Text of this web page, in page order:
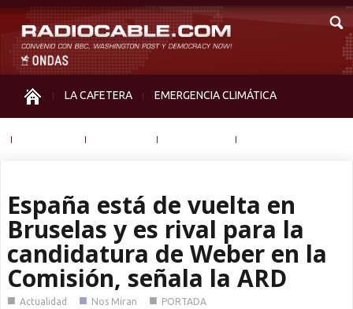
LA CAFETERA EMERGENCIA CLIMÁTICA
España está de vuelta en
Bruselas y es rival para la
candidatura de Weber en la
Comisión, señala la ARD
■ Actualidad ■ Nos Miran ■ PORTADA